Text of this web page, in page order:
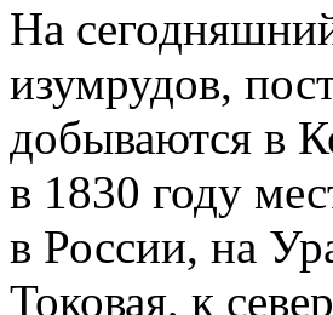
На
изумрудов,
добываются в
в 1830 году
в России, на
Токовая, к